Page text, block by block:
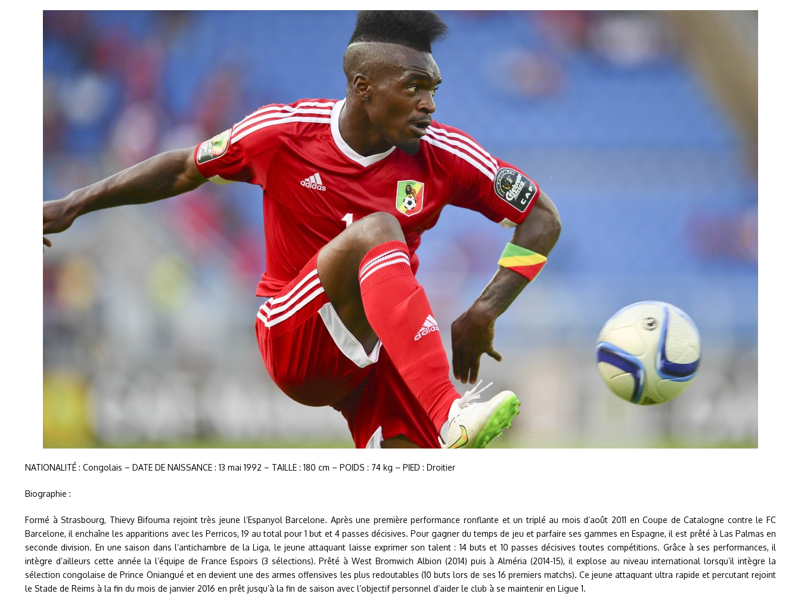
NATIONALITÉ : Congolais – DATE DE NAISSANCE : 13 mai 1992 – TAILLE : 180 cm – POIDS : 74 kg – PIED : Droitier
Biographie :
Formé à Strasbourg, Thievy Bifouma rejoint très jeune l’Espanyol Barcelone. Après une première performance ronflante et un triplé au mois d’août 2011 en Coupe de Catalogne contre le FC
Barcelone, il enchaîne les apparitions avec les Perricos, 19 au total pour 1 but et 4 passes décisives. Pour gagner du temps de jeu et parfaire ses gammes en Espagne, il est prêté à Las Palmas en
seconde division. En une saison dans l’antichambre de la Liga, le jeune attaquant laisse exprimer son talent : 14 buts et 10 passes décisives toutes compétitions. Grâce à ses performances, il
intègre d’ailleurs cette année la l’équipe de France Espoirs (3 sélections). Prêté à West Bromwich Albion (2014) puis à Alméria (2014-15), il explose au niveau international lorsqu’il intègre la
sélection congolaise de Prince Oniangué et en devient une des armes offensives les plus redoutables (10 buts lors de ses 16 premiers matchs). Ce jeune attaquant ultra rapide et percutant rejoint
le Stade de Reims à la fin du mois de janvier 2016 en prêt jusqu’à la fin de saison avec l’objectif personnel d’aider le club à se maintenir en Ligue 1.